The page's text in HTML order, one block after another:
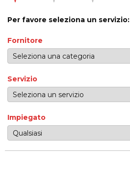
Per favore seleziona un servizio:
Fornitore
Servizio
Impiegato